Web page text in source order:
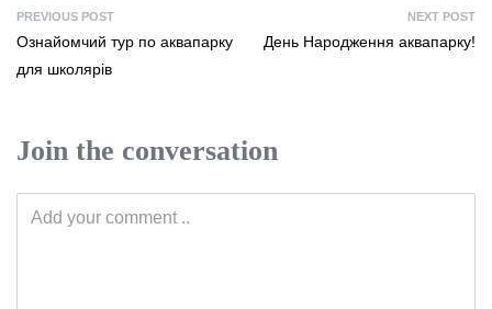
PREVIOUS POST
Ознайомчий тур по аквапарку
для школярів
NEXT POST
День Народження аквапарку!
Join the conversation